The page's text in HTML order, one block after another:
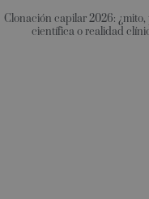
Clonación capilar 2026: ¿mito,
científica o realidad